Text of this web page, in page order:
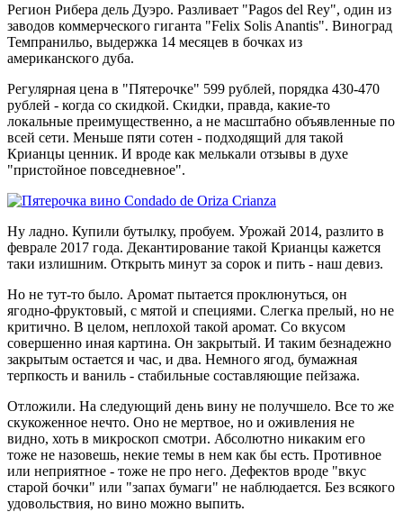
Регион Рибера дель Дуэро. Разливает "Pagos del Rey", один из
заводов коммерческого гиганта "Felix Solis Anantis". Виноград
Темпранильо, выдержка 14 месяцев в бочках из
американского дуба.
Регулярная цена в "Пятерочке" 599 рублей, порядка 430-470
рублей - когда со скидкой. Скидки, правда, какие-то
локальные преимущественно, а не масштабно объявленные по
всей сети. Меньше пяти сотен - подходящий для такой
Крианцы ценник. И вроде как мелькали отзывы в духе
"пристойное повседневное".
Ну ладно. Купили бутылку, пробуем. Урожай 2014, разлито в
феврале 2017 года. Декантирование такой Крианцы кажется
таки излишним. Открыть минут за сорок и пить - наш девиз.
Но не тут-то было. Аромат пытается проклюнуться, он
ягодно-фруктовый, с мятой и специями. Слегка прелый, но не
критично. В целом, неплохой такой аромат. Со вкусом
совершенно иная картина. Он закрытый. И таким безнадежно
закрытым остается и час, и два. Немного ягод, бумажная
терпкость и ваниль - стабильные составляющие пейзажа.
Отложили. На следующий день вину не получшело. Все то же
скукоженное нечто. Оно не мертвое, но и оживления не
видно, хоть в микроскоп смотри. Абсолютно никаким его
тоже не назовешь, некие темы в нем как бы есть. Противное
или неприятное - тоже не про него. Дефектов вроде "вкус
старой бочки" или "запах бумаги" не наблюдается. Без всякого
удовольствия, но вино можно выпить.